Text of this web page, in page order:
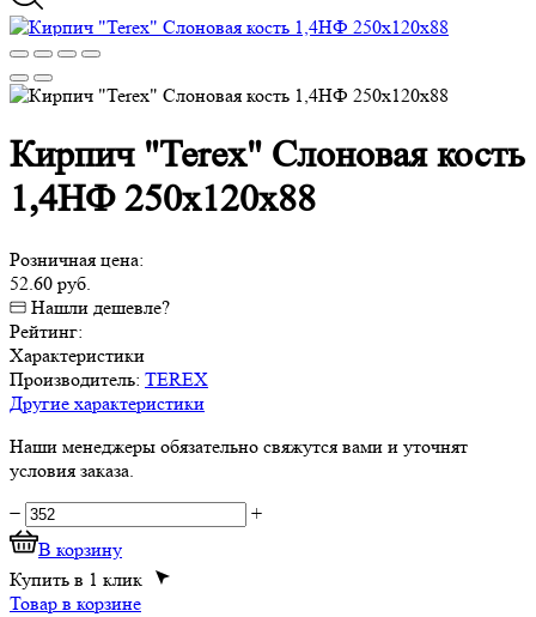
Кирпич "Terex" Слоновая кость
1,4НФ 250х120х88
Розничная цена:
52.60 руб.
Нашли дешевле?
Рейтинг:
Характеристики
Производитель: TEREX
Другие характеристики
Наши менеджеры обязательно свяжутся вами и уточнят
условия заказа.
−
+
В корзину
Купить в 1 клик
Товар в корзине